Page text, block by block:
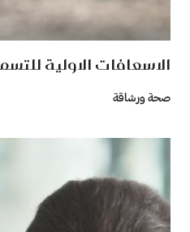
الاسعافات الاولية
صحة ورشاقة